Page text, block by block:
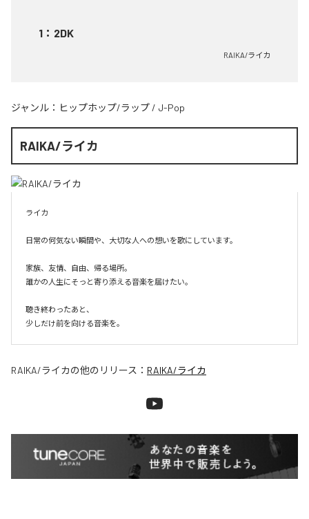
1 ： 2DK
RAIKA/ライカ
ジャンル： ヒップホップ/ラップ / J-Pop
RAIKA/ライカ
ライカ
日常の何気ない瞬間や、大切な人への想いを歌にしています。
家族、友情、自由、帰る場所。
誰かの人生にそっと寄り添える音楽を届けたい。
聴き終わったあと、
少しだけ前を向ける音楽を。
RAIKA/ライカの他のリリース： RAIKA/ライカ